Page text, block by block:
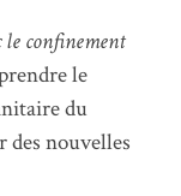
confinement
le
du
des nouvelles